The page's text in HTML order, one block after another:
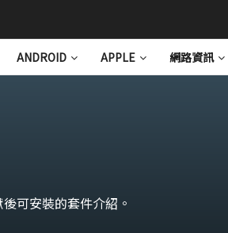
ANDROID APPLE 網路資訊
可安裝的套件介紹。